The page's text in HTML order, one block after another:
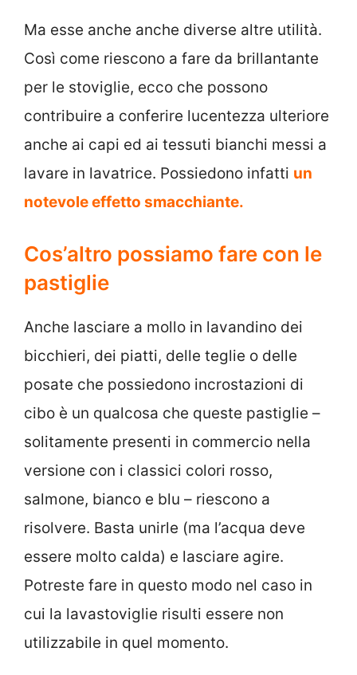
Ma esse anche anche diverse altre utilità.
Così come riescono a fare da brillantante
per le stoviglie, ecco che possono
contribuire a conferire lucentezza ulteriore
anche ai capi ed ai tessuti bianchi messi a
lavare in lavatrice. Possiedono infatti un
notevole effetto smacchiante.
Cos’altro possiamo fare con le
pastiglie
Anche lasciare a mollo in lavandino dei
bicchieri, dei piatti, delle teglie o delle
posate che possiedono incrostazioni di
cibo è un qualcosa che queste pastiglie –
solitamente presenti in commercio nella
versione con i classici colori rosso,
salmone, bianco e blu – riescono a
risolvere. Basta unirle (ma l’acqua deve
essere molto calda) e lasciare agire.
Potreste fare in questo modo nel caso in
cui la lavastoviglie risulti essere non
utilizzabile in quel momento.